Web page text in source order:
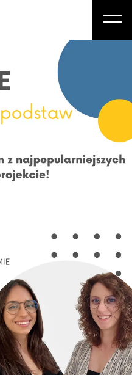
Studia podyplomowe i kursy
Kandydat
Student